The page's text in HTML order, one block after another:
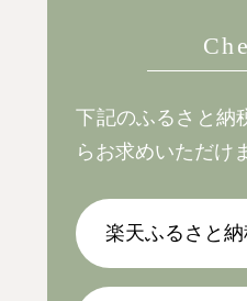
下記のふるさと納
らお求めいただけ
楽天ふるさと